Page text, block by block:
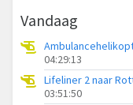
Vandaag
04:29:13
Lifeliner 2 naar
03:51:50